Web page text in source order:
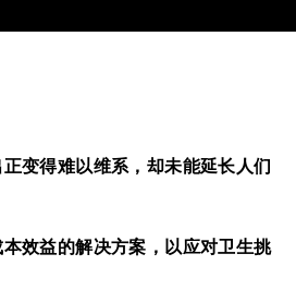
变得难以维系，却未能延长人们
效益的解决方案，以应对卫生挑